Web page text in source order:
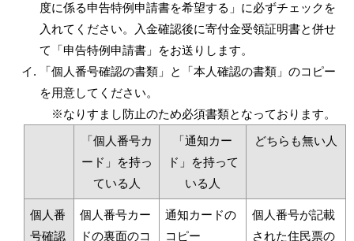
度に係る申告特例申請書を希望する」に必ずチェックを
入れてください。入金確認後に寄付金受領証明書と併せ
て「申告特例申請書」をお送りします。
「個人番号確認の書類」と「本人確認の書類」のコピー
を用意してください。
※なりすまし防止のため必須書類となっております。
「個人番号カ
ード」を持っ
ている人
「通知カー
ド」を持って
いる人
どちらも無い人
個人番
号確認
個人番号カー
ドの裏面のコ
通知カードの
コピー
個人番号が記載
された住民票の